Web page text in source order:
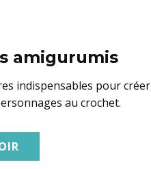
amigurumis
indispensables pour créer
au crochet.